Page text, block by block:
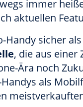
immer
aktuellen
Handy sicher
, die aus einer
Ära noch
als